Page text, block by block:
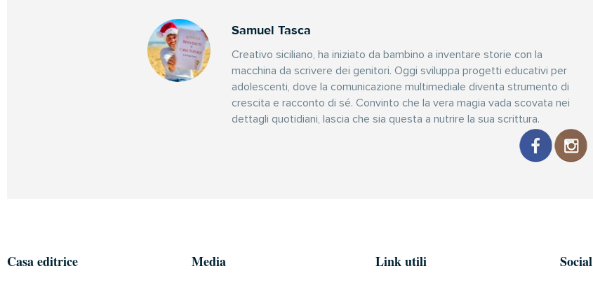
Samuel Tasca
Creativo siciliano, ha iniziato da bambino a inventare storie con la
macchina da scrivere dei genitori. Oggi sviluppa progetti educativi per
adolescenti, dove la comunicazione multimediale diventa strumento di
crescita e racconto di sé. Convinto che la vera magia vada scovata nei
dettagli quotidiani, lascia che sia questa a nutrire la sua scrittura.
Casa editrice Media Link utili Social